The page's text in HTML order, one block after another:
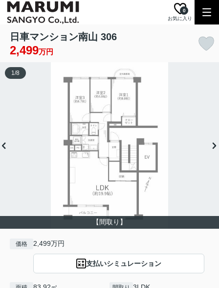
お気に入り
0
日車マンション南山 306
2,499万円
【間取り】
1/8
価格 2,499万円
支払いシミュレーション